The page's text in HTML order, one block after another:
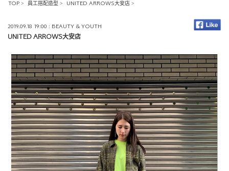
TOP > 員工搭配造型 > UNITED ARROWS大安店 >
2019.09.18 19:00 : BEAUTY & YOUTH
UNITED ARROWS大安店